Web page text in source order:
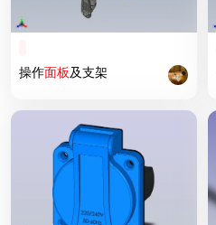
操作面板及支架